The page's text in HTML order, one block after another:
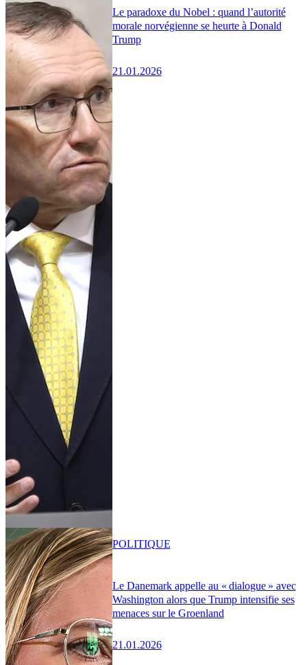
Le paradoxe du Nobel : quand l’autorité
morale norvégienne se heurte à Donald
Trump
21.01.2026
Le Danemark appelle au « dialogue » avec
Washington alors que Trump intensifie ses
menaces sur le Groenland
21.01.2026
POLITIQUE